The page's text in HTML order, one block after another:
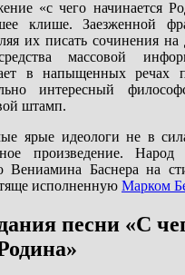
«с чего начинается
клише. Заезженной
их писать сочинения
массовой
в напыщенных речах
интересный
штамп.
ярые идеологи не в
произведение. Народ
Вениамина Баснера на
исполненную Марком
песни «С